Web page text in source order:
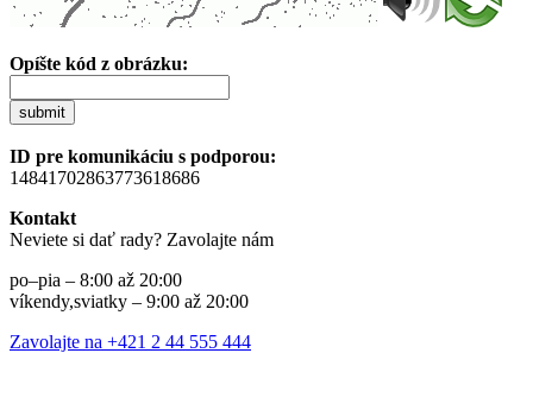
Opíšte kód z obrázku:
submit
ID pre komunikáciu s podporou:
14841702863773618686
Kontakt
Neviete si dať rady? Zavolajte nám
po–pia – 8:00 až 20:00
víkendy,sviatky – 9:00 až 20:00
Zavolajte na +421 2 44 555 444